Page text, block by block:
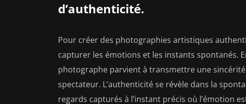
d’authenticité.
Pour créer des photographies artistiques
capturer les émotions et les instants spontanés.
photographe parvient à transmettre une
spectateur. L’authenticité se révèle dans la
regards capturés à l’instant précis où l’émotion